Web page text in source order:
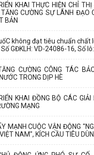
KHAI THỰC HIỆN CHỈ
CƯỜNG SỰ LÃNH ĐẠO
BẢN
không đạt tiêu chuẩn chất
GĐKLH: VD-24086-16, Số
CƯỜNG CÔNG TÁC
TRONG DỊP HÈ
KHAI ĐỒNG BỘ CÁC
MẠNG
MẠNH CUỘC VẬN ĐỘNG
NAM", KÍCH CẦU TIÊU